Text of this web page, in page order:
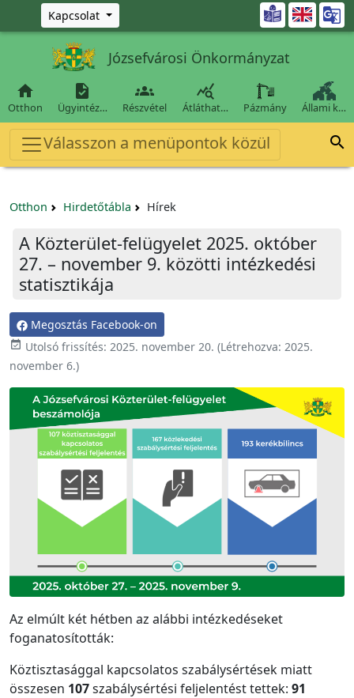
Ugrás a fő tartalomra
Kapcsolat 
Józsefvárosi Önkormányzat

Otthon

Ügyintéz…

Részvétel

Átláthat… Pázmány Állami k…
Válasszon a menüpontok közül 
Otthon Hirdetőtábla Hírek
A Közterület-felügyelet 2025. október
27. – november 9. közötti intézkedési
statisztikája
Megosztás Facebook-on
 Utolsó frissítés: 2025. november 20. (Létrehozva: 2025.
november 6.)
Az elmúlt két hétben az alábbi intézkedéseket
foganatosították:
Köztisztasággal kapcsolatos szabálysértések miatt
összesen 107szabálysértési feljelentést tettek: 91